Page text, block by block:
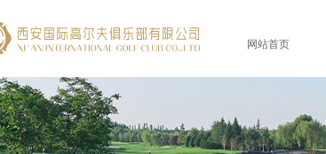
网站首页